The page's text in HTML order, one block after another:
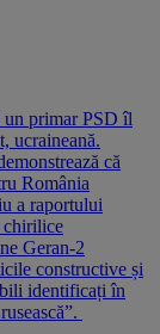
un primar PSD îl
ucraineană.
că
România
a raportului
chirilice
Geran-2
constructive și
identificați în